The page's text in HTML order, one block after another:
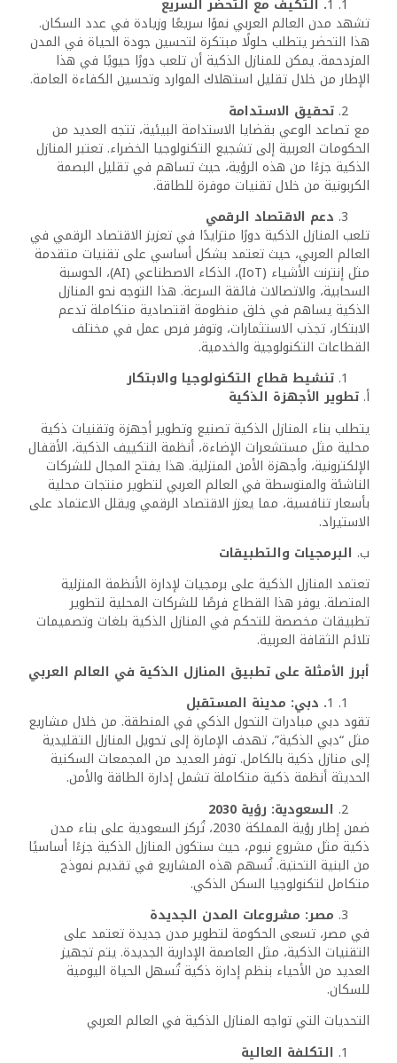
ب. البرمجيات والتطبيقات
تعتمد المنازل الذكية على برمجيات لإدارة الأنظمة المنزلية
المتصلة. يوفر هذا القطاع فرصًا للشركات المحلية لتطوير
تطبيقات مخصصة للتحكم في المنازل الذكية بلغات وتصميمات
تلائم الثقافة العربية.
أبرز الأمثلة على تطبيق المنازل الذكية في العالم العربي
1. دبي: مدينة المستقبل
تقود دبي مبادرات التحول الذكي في المنطقة. من خلال مشاريع
مثل “دبي الذكية”، تهدف الإمارة إلى تحويل المنازل التقليدية
إلى منازل ذكية بالكامل. توفر العديد من المجمعات السكنية
الحديثة أنظمة ذكية متكاملة تشمل إدارة الطاقة والأمن.
السعودية: رؤية 2030
ضمن إطار رؤية المملكة 2030، تُركز السعودية على بناء مدن
ذكية مثل مشروع نيوم، حيث ستكون المنازل الذكية جزءًا أساسيًا
من البنية التحتية. تُسهم هذه المشاريع في تقديم نموذج
متكامل لتكنولوجيا السكن الذكي.
مصر: مشروعات المدن الجديدة
في مصر، تسعى الحكومة لتطوير مدن جديدة تعتمد على
التقنيات الذكية، مثل العاصمة الإدارية الجديدة. يتم تجهيز
العديد من الأحياء بنظم إدارة ذكية تُسهل الحياة اليومية
للسكان.
التحديات التي تواجه المنازل الذكية في العالم العربي
التكلفة العالية
رغم فوائد المنازل الذكية، تظل تكلفة هذه التقنيات مرتفعة
مقارنة بالمنازل التقليدية. هذا يجعلها غير متاحة لشرائح واسعة
نقص البنية التحتية
في بعض المناطق العربية، قد يكون نقص الإنترنت السريع أو
البنية التحتية الرقمية عائقًا أمام انتشار المنازل الذكية.
القلق بشأن الخصوصية
مع الاعتماد الكبير على الأنظمة المتصلة بالإنترنت، تبرز مخاوف
بشأن الخصوصية وحماية البيانات الشخصية. يتطلب التغلب على
هذا التحدي تبني معايير صارمة للأمن السيبراني.
المستقبل: منازل أكثر ذكاءً وإبداعًا
مع استمرار التقدم التكنولوجي، من المتوقع أن تصبح المنازل
الذكية أكثر تطورًا وابتكارًا. تقنيات مثل الذكاء الاصطناعي
وإنترنت الأشياء ستجعل هذه المنازل قادرة على التفاعل بشكل
أفضل مع سكانها. على سبيل المثال، يمكن لأنظمة الذكاء
الاصطناعي التعلم من عادات السكان واقتراح تحسينات تلقائية
بيئة المعيشة.
الخاتمة
تغير المنازل الذكية طريقة السكن في العالم العربي من خلال
توفير الراحة، الكفاءة، والأمان. ورغم التحديات التي تواجه تبني
هذه التكنولوجيا على نطاق واسع، إلا أن الفوائد التي تقدمها
تجعلها جزءًا لا غنى عنه من مستقبل السكن في المنطقة. مع
التوجه نحو التحضر والاستدامة، ستستمر المنازل الذكية في لعب
دور محوري في تحسين جودة الحياة وتلبية احتياجات السكان
العرب في القرن الحادي والعشرين.